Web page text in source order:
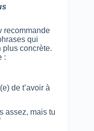
recommande
qui
plus concrète.
:
de t’avoir à
assez, mais tu